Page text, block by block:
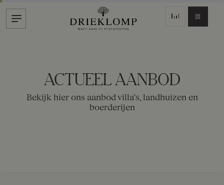
ACTUEEL AANBOD
Bekijk hier ons aanbod villa’s, landhuizen en
boerderijen